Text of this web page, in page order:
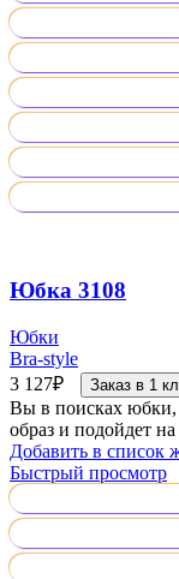
Юбка 3108
Юбки
Bra-style
3 127₽ Заказ в 1
Вы в поисках юбки,
образ и подойдет
Добавить в список
Быстрый просмотр